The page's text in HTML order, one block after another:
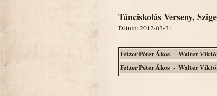
Tánciskolás Verseny,
Dátum: 2012-03-31
Fetzer Péter Ákos - Walter
Fetzer Péter Ákos - Walter